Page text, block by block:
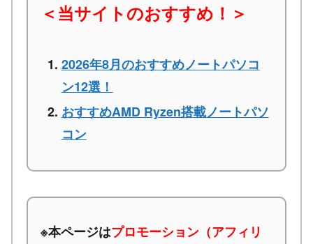
＜当サイトのおすすめ！＞
2026年8月のおすすめノートパソコ
ン12選！
おすすめAMD Ryzen搭載ノートパソ
コン
※本ページはプロモーション（アフィリ